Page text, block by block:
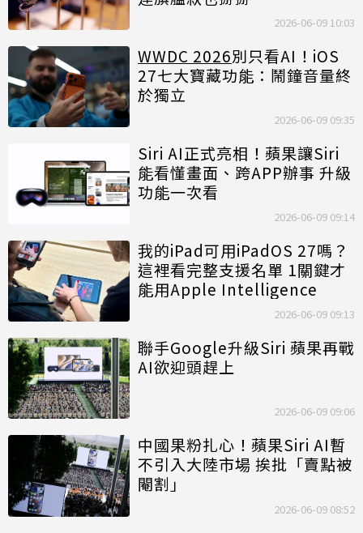
2026-06-09 10:03
WWDC 2026別只看AI！iOS
27七大寶藏功能：鬧鐘音量終
於獨立
2026-06-09 09:35
Siri AI正式亮相！蘋果讓Siri
能看懂畫面、跨APP辦事 升級
功能一次看
2026-06-09 09:14
我的iPad可用iPadOS 27嗎？
這裡看完整支援名單 1關鍵才
能用Apple Intelligence
2026-06-09 09:13
聯手Google升級Siri 蘋果再戰
AI欲迎頭趕上
2026-06-09 09:06
中國果粉扎心！蘋果Siri AI暫
不引入大陸市場 挨批「賣點被
閹割」
2026-06-09 08:52